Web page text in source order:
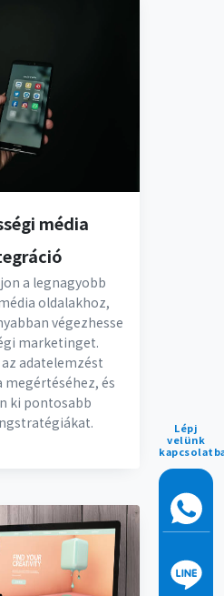
média
a legnagyobb
oldalakhoz,
végezhesse
marketinget.
adatelemzést
és
ki pontosabb
Lépj
velünk